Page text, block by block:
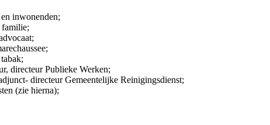
inwonenden;
directeur Publieke Werken;
directeur Gemeentelijke Reinigingsdienst;
(zie hierna);